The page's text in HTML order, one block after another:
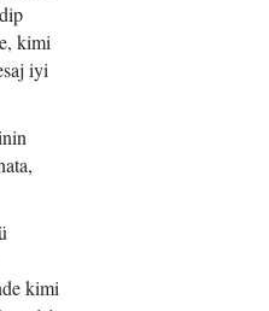
kimi
iyi
kimi